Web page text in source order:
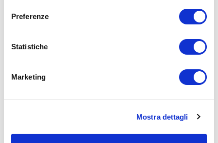
Preferenze
Statistiche
Marketing
Mostra dettagli